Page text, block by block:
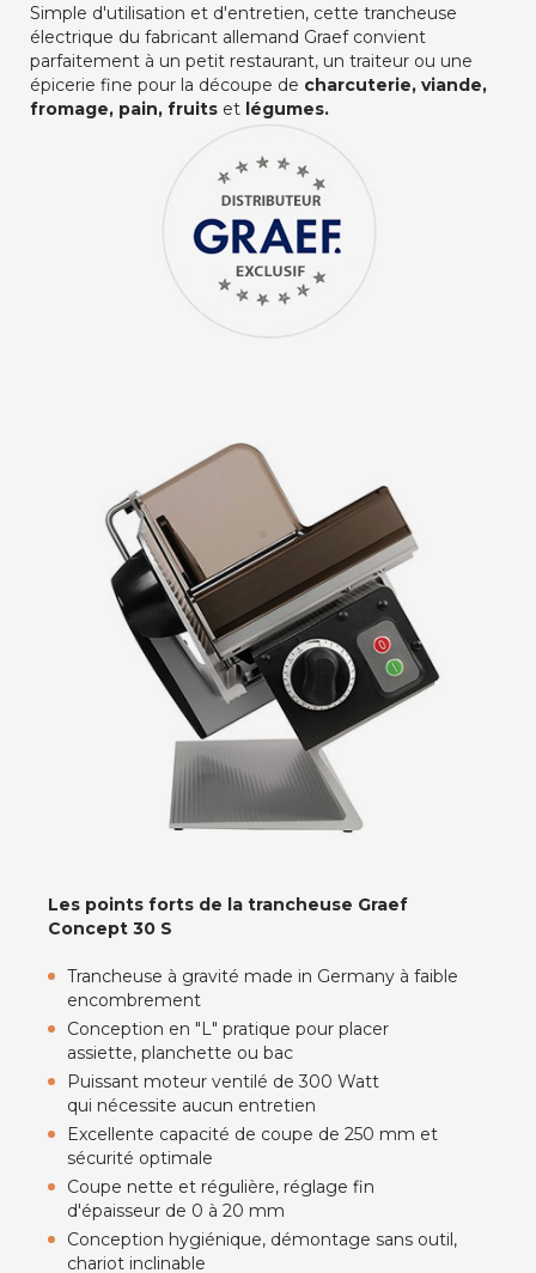
Simple d'utilisation et d'entretien, cette trancheuse
électrique du fabricant allemand Graef convient
parfaitement à un petit restaurant, un traiteur ou une
épicerie fine pour la découpe de charcuterie, viande,
fromage, pain, fruits et légumes.
Les points forts de la trancheuse Graef
Concept 30 S
Trancheuse à gravité made in Germany à faible
encombrement
Conception en "L" pratique pour placer
assiette, planchette ou bac
Puissant moteur ventilé de 300 Watt
qui nécessite aucun entretien
Excellente capacité de coupe de 250 mm et
sécurité optimale
Coupe nette et régulière, réglage fin
d'épaisseur de 0 à 20 mm
Conception hygiénique, démontage sans outil,
chariot inclinable